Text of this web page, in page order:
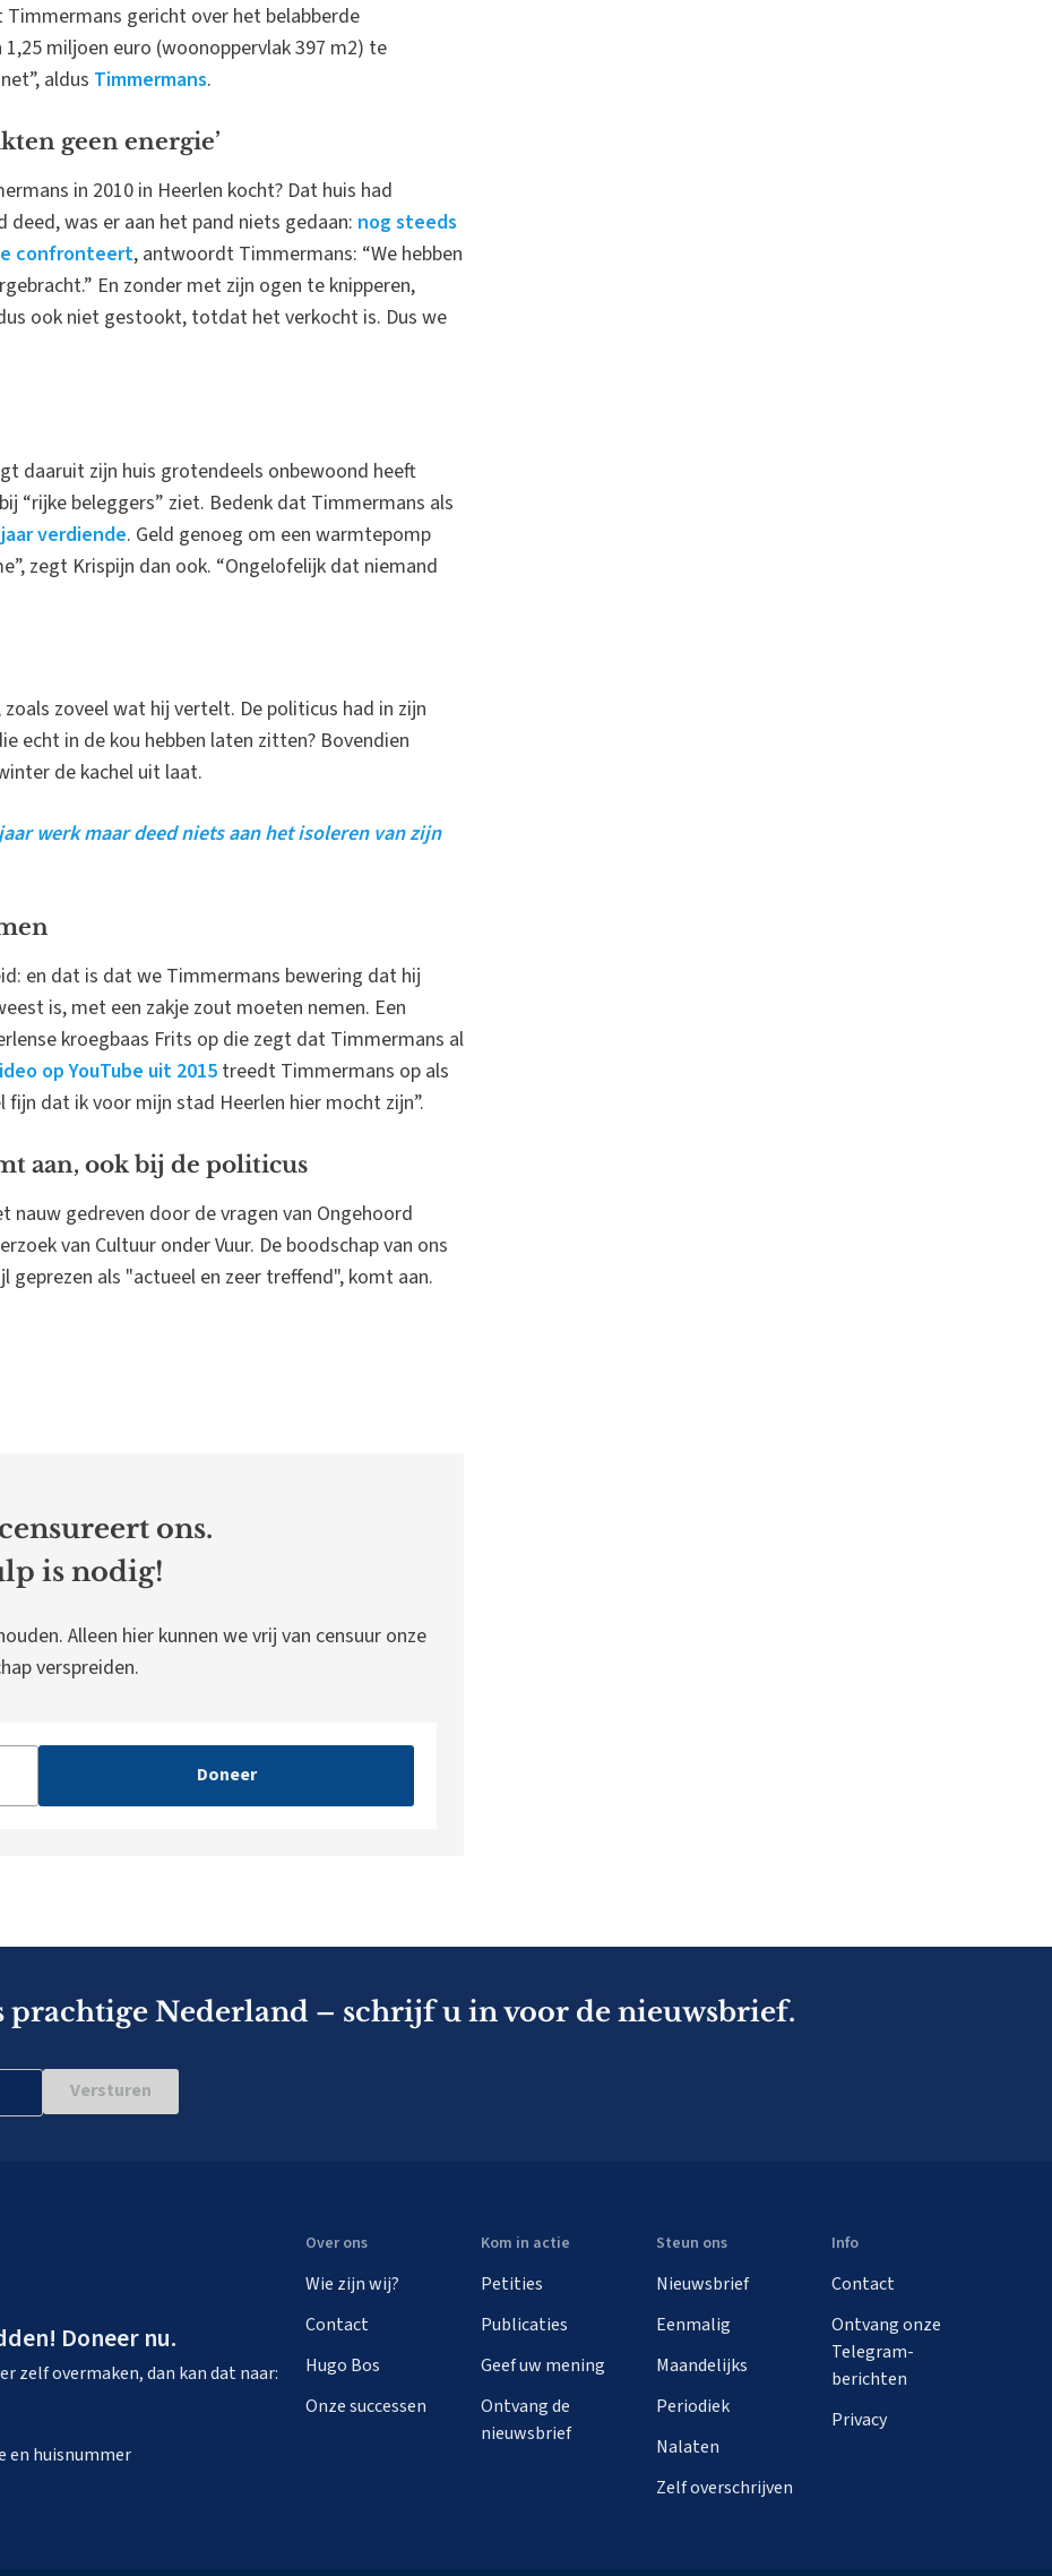
gericht over het belabberde
miljoen euro (woonoppervlak 397 m2) te
aldus Timmermans.
geen energie’
in 2010 in Heerlen kocht? Dat huis had
deed, was er aan het pand niets gedaan: nog steeds
confronteert, antwoordt Timmermans: “We hebben
En zonder met zijn ogen te knipperen,
ook niet gestookt, totdat het verkocht is. Dus we
daaruit zijn huis grotendeels onbewoond heeft
“rijke beleggers” ziet. Bedenk dat Timmermans als
verdiende. Geld genoeg om een warmtepomp
zegt Krispijn dan ook. “Ongelofelijk dat niemand
zoveel wat hij vertelt. De politicus had in zijn
echt in de kou hebben laten zitten? Bovendien
de kachel uit laat.
werk maar deed niets aan het isoleren van zijn
en dat is dat we Timmermans bewering dat hij
is, met een zakje zout moeten nemen. Een
kroegbaas Frits op die zegt dat Timmermans al
op YouTube uit 2015 treedt Timmermans op als
dat ik voor mijn stad Heerlen hier mocht zijn”.
aan, ook bij de politicus
nauw gedreven door de vragen van Ongehoord
van Cultuur onder Vuur. De boodschap van ons
geprezen als "actueel en zeer treffend", komt aan.
ons.
is nodig!
Alleen hier kunnen we vrij van censuur onze
verspreiden.
Doneer
Nederland – schrijf u in voor de nieuwsbrief.
Versturen
Doneer nu.
zelf overmaken, dan kan dat naar:
en huisnummer
Over ons
Wie zijn wij?
Contact
Hugo Bos
Onze successen
Kom in actie
Petities
Publicaties
Geef uw mening
Ontvang de
nieuwsbrief
Steun ons
Nieuwsbrief
Eenmalig
Maandelijks
Periodiek
Nalaten
Zelf overschrijven
Info
Contact
Ontvang onze
Telegram-
berichten
Privacy